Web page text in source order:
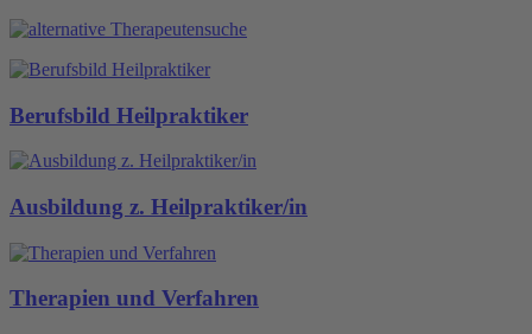
Berufsbild Heilpraktiker
Ausbildung z. Heilpraktiker/in
Therapien und Verfahren